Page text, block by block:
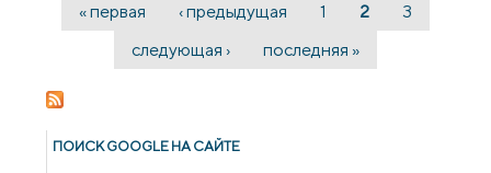
Страницы
« первая ‹ предыдущая 1 2
3
следующая ›
последняя »
ПОИСК GOОGLE НА САЙТЕ